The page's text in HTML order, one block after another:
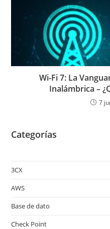
Wi-Fi 7: La
Inalámbrica –
7
Categorías
3CX
AWS
Base de dato
Check Point